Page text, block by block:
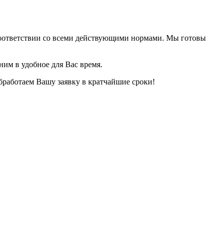
со всеми действующими нормами. Мы готовы
в удобное для Вас время.
Вашу заявку в кратчайшие сроки!